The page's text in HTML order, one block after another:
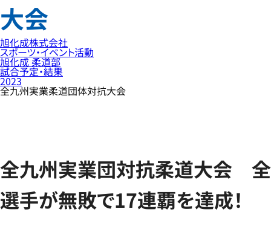
大会
旭化成株式会社
スポーツ・イベント活動
旭化成 柔道部
試合予定・結果
2023
全九州実業柔道団体対抗大会
全九州実業団対抗柔道大会 全
選手が無敗で17連覇を達成！